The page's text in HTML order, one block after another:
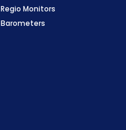
Regio Monitors
Barometers